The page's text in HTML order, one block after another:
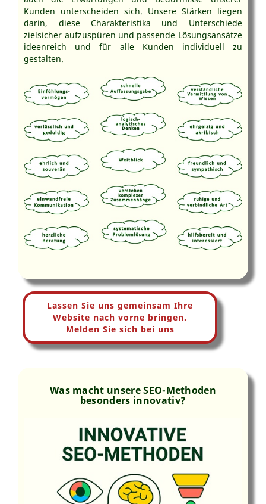
Kunden unterscheiden sich. Unsere Stärken liegen
darin, diese Charakteristika und Unterschiede
zielsicher aufzuspüren und passende Lösungsansätze
ideenreich und für alle Kunden individuell zu
gestalten.
Lassen Sie uns gemeinsam Ihre
Website nach vorne bringen.
Melden Sie sich bei uns
Was macht unsere SEO-Methoden
besonders innovativ?